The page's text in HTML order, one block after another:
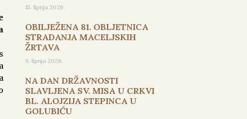
15. lipnja 2026.
OBILJEŽENA 81. OBLJETNICA
STRADANJA MACELJSKIH
ŽRTAVA
9. lipnja 2026.
NA DAN DRŽAVNOSTI
SLAVLJENA SV. MISA U CRKVI
BL. ALOJZIJA STEPINCA U
GOLUBIĆU